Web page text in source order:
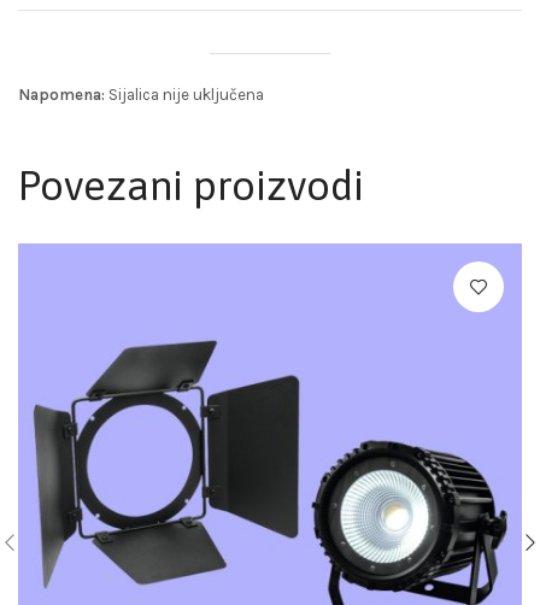
Napomena: Sijalica nije uključena
Povezani proizvodi